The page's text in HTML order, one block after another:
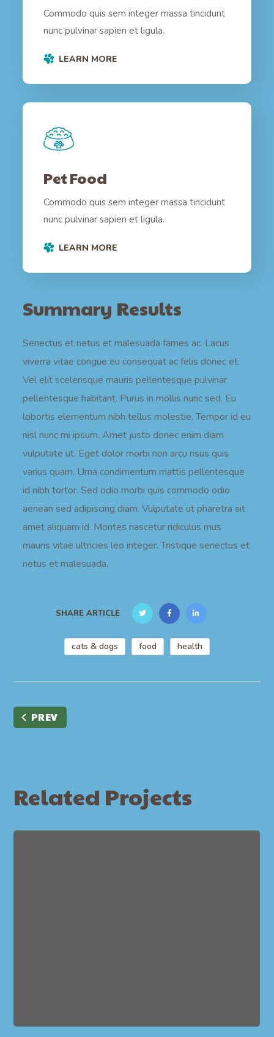
Commodo quis sem integer massa tincidunt
nunc pulvinar sapien et ligula.
LEARN MORE
Pet Food
Commodo quis sem integer massa tincidunt
nunc pulvinar sapien et ligula.
LEARN MORE
Summary Results
Senectus et netus et malesuada fames ac. Lacus
viverra vitae congue eu consequat ac felis donec et.
Vel elit scelerisque mauris pellentesque pulvinar
pellentesque habitant. Purus in mollis nunc sed. Eu
lobortis elementum nibh tellus molestie. Tempor id eu
nisl nunc mi ipsum. Amet justo donec enim diam
vulputate ut. Eget dolor morbi non arcu risus quis
varius quam. Urna condimentum mattis pellentesque
id nibh tortor. Sed odio morbi quis commodo odio
aenean sed adipiscing diam. Vulputate ut pharetra sit
amet aliquam id. Montes nascetur ridiculus mus
mauris vitae ultricies leo integer. Tristique senectus et
netus et malesuada.
SHARE ARTICLE
cats & dogs food health
PREV
Related Projects